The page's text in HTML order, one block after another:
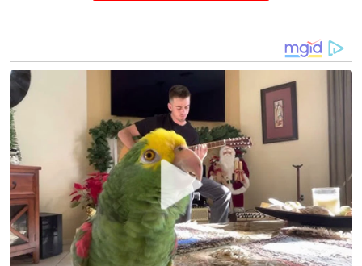
bawah 16 tahun mahu buka akaun perlu
Mereka masih bebas membuka 10 - 20
akaun palsu, memalsukan identiti dan
melancarkan modus pelaburan tipu tanpa
rasa gentar.
Artikel Berkaitan:
Kes buli siber catat peningkatan ketara di Malaysia
Remaja bawah umur selamba bawa motor tak pakai
topi keledar, tiada cermin sisi
Remaja ceroboh rumah pempengaruh media sosial
direman 4 hari